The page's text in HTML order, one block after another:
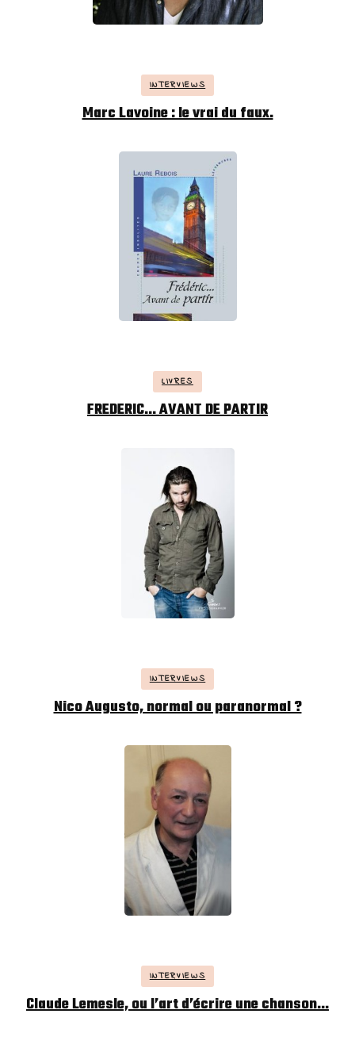
INTERVIEWS
Marc Lavoine : le vrai du faux.
LIVRES
FREDERIC… AVANT DE PARTIR
INTERVIEWS
Nico Augusto, normal ou paranormal ?
INTERVIEWS
Claude Lemesle, ou l’art d’écrire une chanson…